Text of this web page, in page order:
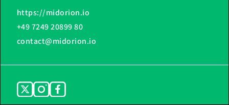
https://midorion.io
+49 7249 20899 80
contact@midorion.io